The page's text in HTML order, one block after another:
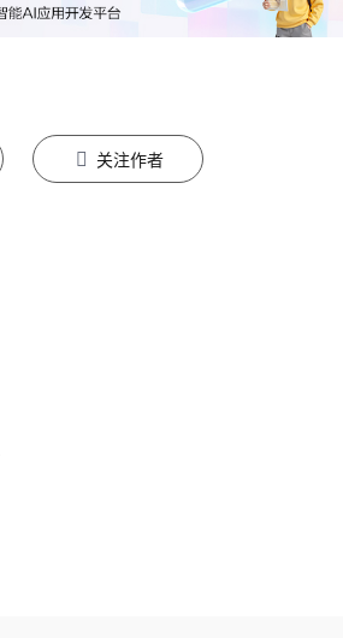
关注作者